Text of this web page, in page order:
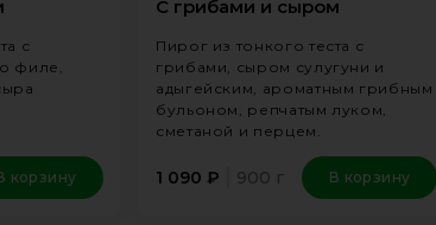
с
филе,
корзину
С грибами и сыром
Пирог из тонкого теста с
грибами, сыром сулугуни и
адыгейским, ароматным грибным
бульоном, репчатым луком,
сметаной и перцем.
1 090 ₽ 900 г В корзину